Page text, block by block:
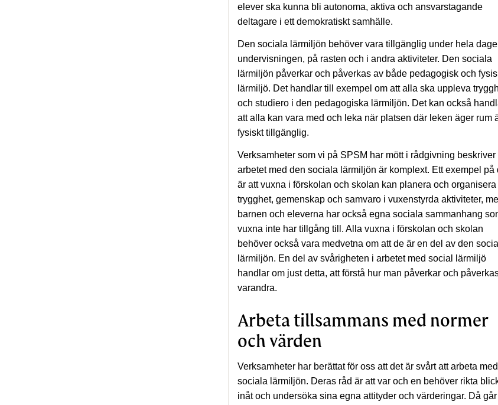
elever ska kunna bli autonoma, aktiva och ansvarstagande
deltagare i ett demokratiskt samhälle.
Den sociala lärmiljön behöver vara tillgänglig under hela
undervisningen, på rasten och i andra aktiviteter. Den sociala
lärmiljön påverkar och påverkas av både pedagogisk och
lärmiljö. Det handlar till exempel om att alla ska uppleva
och studiero i den pedagogiska lärmiljön. Det kan också
att alla kan vara med och leka när platsen där leken äger rum
fysiskt tillgänglig.
Verksamheter som vi på SPSM har mött i rådgivning beskriver
arbetet med den sociala lärmiljön är komplext. Ett exempel på
är att vuxna i förskolan och skolan kan planera och organisera
trygghet, gemenskap och samvaro i vuxenstyrda aktiviteter,
barnen och eleverna har också egna sociala sammanhang
vuxna inte har tillgång till. Alla vuxna i förskolan och skolan
behöver också vara medvetna om att de är en del av den
lärmiljön. En del av svårigheten i arbetet med social lärmiljö
handlar om just detta, att förstå hur man påverkar och
varandra.
Arbeta tillsammans med normer
och värden
Verksamheter har berättat för oss att det är svårt att arbeta
sociala lärmiljön. Deras råd är att var och en behöver rikta
inåt och undersöka sina egna attityder och värderingar. Då